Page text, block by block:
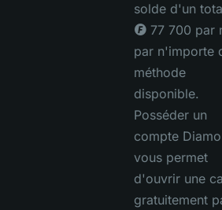
solde d'un
◎ 77 700 par
par n'importe
méthode
disponible.
Posséder un
compte
vous permet
d'ouvrir une
gratuitement